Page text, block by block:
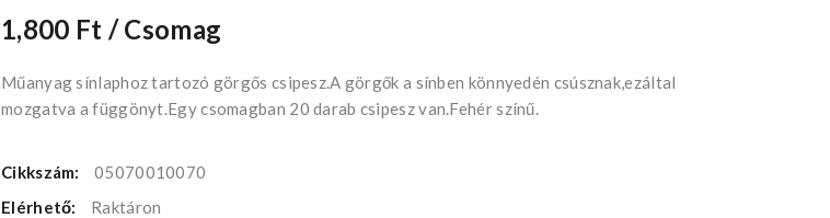
1,800 Ft / Csomag
Műanyag sínlaphoz tartozó görgős csipesz.A görgők a sínben könnyedén csúsznak,ezáltal
mozgatva a függönyt.Egy csomagban 20 darab csipesz van.Fehér színű.
Cikkszám:
05070010070
Elérhető:
Raktáron